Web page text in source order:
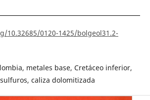
10.32685/0120-1425/bolgeol31.2-
metales base, Cretáceo inferior,
caliza dolomitizada